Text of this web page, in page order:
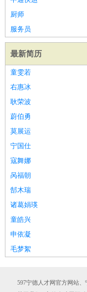
厨师
服务员
最新简历
童雯若
右惠冰
耿荣波
蔚伯勇
莫展运
宁国仕
寇舞娜
呙福朝
郜木瑞
诸葛娟瑛
童皓兴
申依凝
毛梦絮
597宁德人才网官方网站